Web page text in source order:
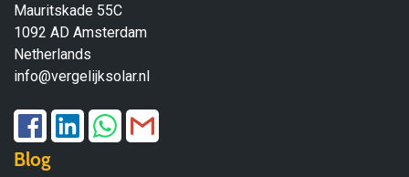
Mauritskade 55C
1092 AD Amsterdam
Netherlands
info@vergelijksolar.nl
Blog